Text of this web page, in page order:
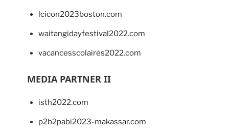
lcicon2023boston.com
waitangidayfestival2022.com
vacancesscolaires2022.com
MEDIA PARTNER II
isth2022.com
p2b2pabi2023-makassar.com